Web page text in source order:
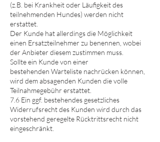
(z.B. bei Krankheit oder Läufigkeit des
teilnehmenden Hundes) werden nicht
erstattet.
Der Kunde hat allerdings die Möglichkeit
einen Ersatzteilnehmer zu benennen, wobei
der Anbieter diesem zustimmen muss.
Sollte ein Kunde von einer
bestehenden Warteliste nachrücken können,
wird dem absagenden Kunden die volle
Teilnahmegebühr erstattet.
7.6 Ein ggf. bestehendes gesetzliches
Widerrufsrecht des Kunden wird durch das
vorstehend geregelte Rücktrittsrecht nicht
eingeschränkt.